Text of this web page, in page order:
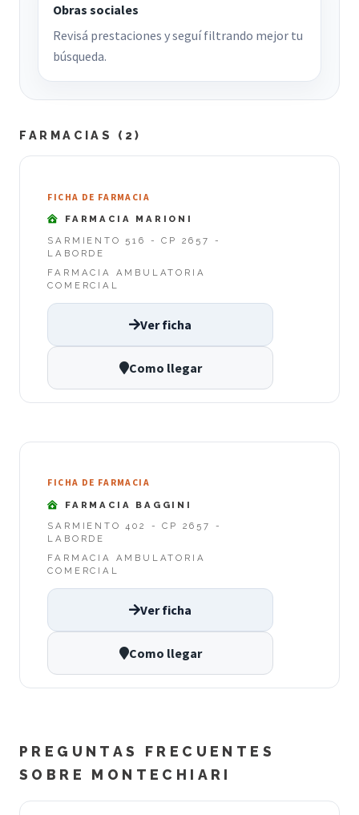
Obras sociales
Revisá prestaciones y seguí filtrando mejor tu
búsqueda.
FARMACIAS (2)
FICHA DE FARMACIA
FARMACIA MARIONI
SARMIENTO 516 - CP 2657 -
LABORDE
FARMACIA AMBULATORIA
COMERCIAL
Ver ficha
Como llegar
FICHA DE FARMACIA
FARMACIA BAGGINI
SARMIENTO 402 - CP 2657 -
LABORDE
FARMACIA AMBULATORIA
COMERCIAL
Ver ficha
Como llegar
PREGUNTAS FRECUENTES
SOBRE MONTECHIARI